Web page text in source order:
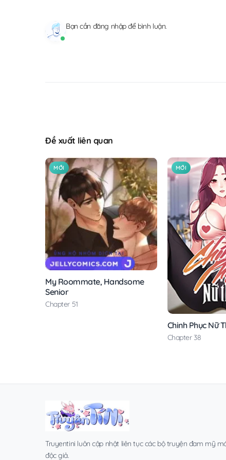
Bạn cần đăng nhậpđể bình luận.
Đề xuất liên quan
MỚI
My Roommate, Handsome
Senior
Chapter 51
MỚI
Chinh Phục Nữ
Chapter 38
Truyentini luôn cập nhật liên tục các bộ truyện đam mỹ
độc giả.